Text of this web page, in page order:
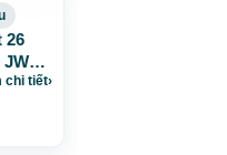
26
JW
chi tiết›